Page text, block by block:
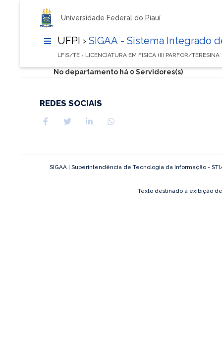
Universidade Federal do Piauí
UFPI › SIGAA - Sistema Integrado
LFIS/TE › LICENCIATURA EM FISICA (II) PARFOR/TERESINA
No departamento há 0 Servidores(s)
REDES SOCIAIS
SIGAA | Superintendência de Tecnologia da Informação -
Texto destinado a exibição